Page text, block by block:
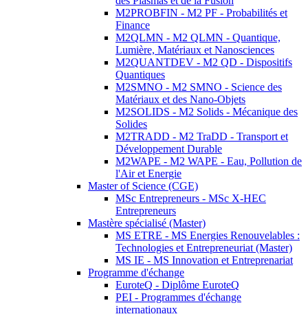
M2PROBFIN - M2 PF - Probabilités et
Finance
M2QLMN - M2 QLMN - Quantique,
Lumière, Matériaux et Nanosciences
M2QUANTDEV - M2 QD - Dispositifs
Quantiques
M2SMNO - M2 SMNO - Science des
Matériaux et des Nano-Objets
M2SOLIDS - M2 Solids - Mécanique des
Solides
M2TRADD - M2 TraDD - Transport et
Développement Durable
M2WAPE - M2 WAPE - Eau, Pollution de
l'Air et Energie
Master of Science (CGE)
MSc Entrepreneurs - MSc X-HEC
Entrepreneurs
Mastère spécialisé (Master)
MS ETRE - MS Energies Renouvelables :
Technologies et Entrepreneuriat (Master)
MS IE - MS Innovation et Entreprenariat
Programme d'échange
EuroteQ - Diplôme EuroteQ
PEI - Programmes d'échange
internationaux